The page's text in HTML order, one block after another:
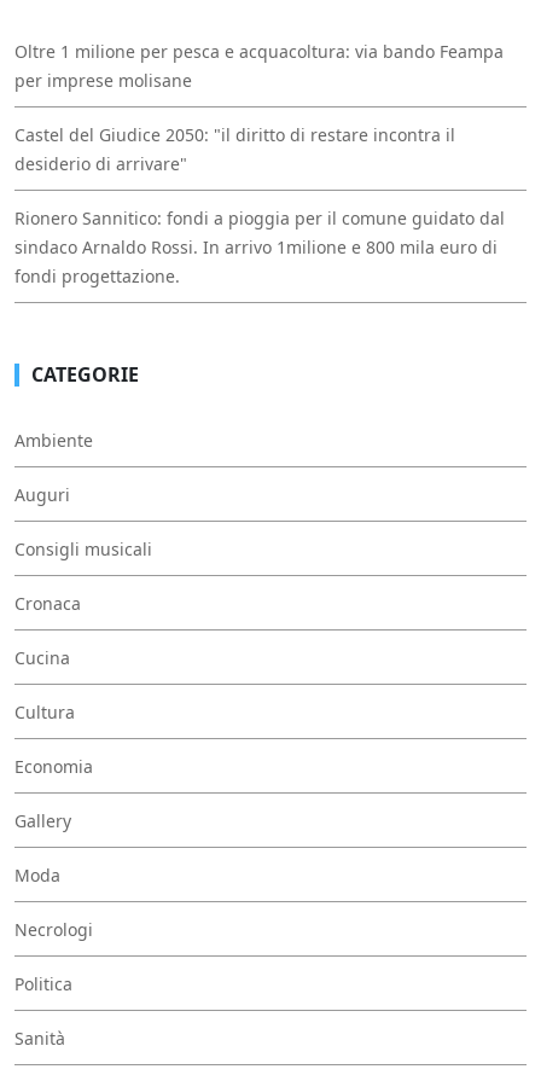
Oltre 1 milione per pesca e acquacoltura: via bando Feampa
per imprese molisane
Castel del Giudice 2050: "il diritto di restare incontra il
desiderio di arrivare"
Rionero Sannitico: fondi a pioggia per il comune guidato dal
sindaco Arnaldo Rossi. In arrivo 1milione e 800 mila euro di
fondi progettazione.
CATEGORIE
Ambiente
Auguri
Consigli musicali
Cronaca
Cucina
Cultura
Economia
Gallery
Moda
Necrologi
Politica
Sanità